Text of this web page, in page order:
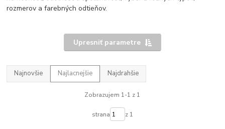
rozmerov a farebných odtieňov.
Upresniť parametre
Najnovšie Najlacnejšie Najdrahšie
Zobrazujem 1-1 z 1
strana z 1